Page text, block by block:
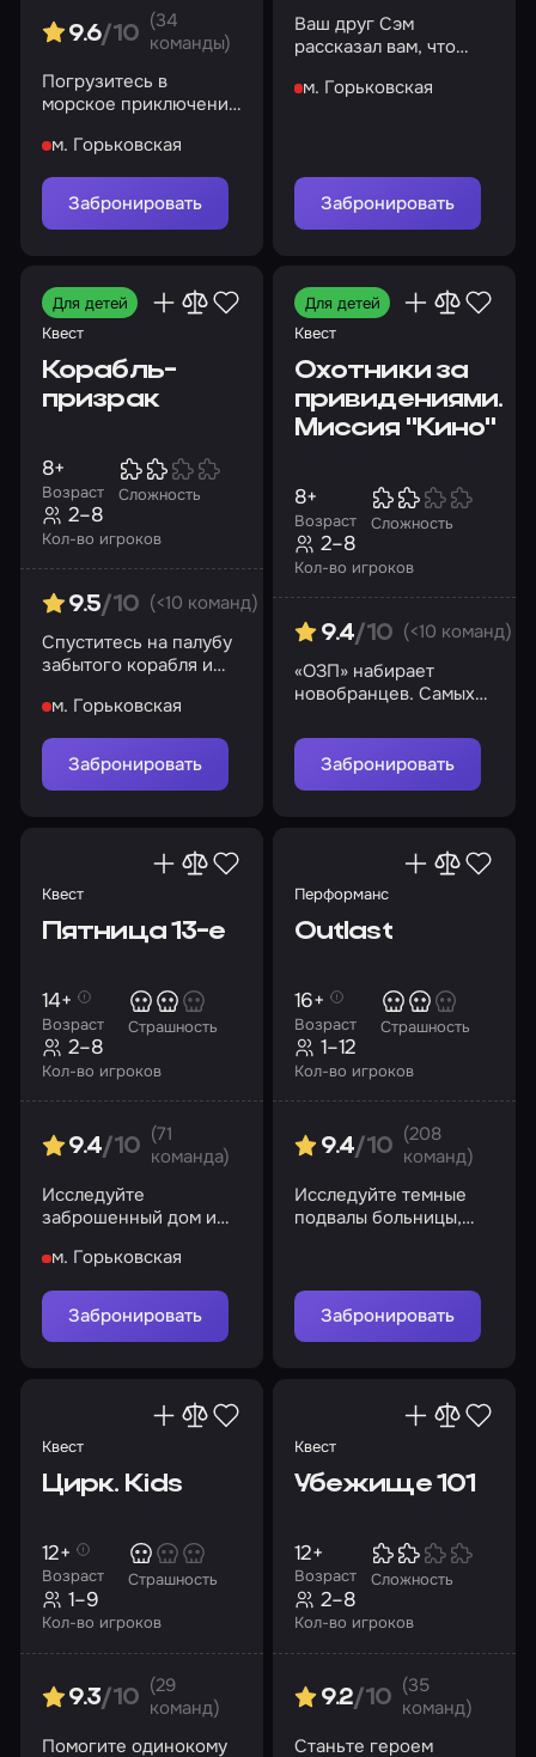
9.6/10
(34
команды)
Погрузитесь в
морское приключение
ожившего корабля
м. Горьковская
Забронировать
Ваш друг Сэм
рассказал вам, что
настоящее чудовище
м. Горьковская
Забронировать
Для детей
Квест
Корабль-
призрак
Возраст
8+
Сложность
Кол-во игроков
2–8
9.5/10 (<10 команд)
Спуститесь на палубу
забытого корабля и
тайны
м. Горьковская
Забронировать
Для детей
Квест
Охотники за
привидениями.
Миссия "Кино"
Возраст
8+
Сложность
Кол-во игроков
2–8
9.4/10 (<10 команд)
«ОЗП» набирает
новобранцев. Самых
сообразительных и
нестандартно мыслящих
Забронировать
Квест
Пятница 13-е
Возраст
14+
Страшность
Кол-во игроков
2–8
9.4/10
(71
команда)
Исследуйте
заброшенный дом и
спасению
м. Горьковская
Забронировать
Перформанс
Outlast
Возраст
16+
Страшность
Кол-во игроков
1–12
9.4/10
(208
команд)
Исследуйте темные
подвалы больницы,
Забронировать
Квест
Цирк. Kids
Возраст
12+
Страшность
Кол-во игроков
1–9
9.3/10
(29
команд)
Помогите одинокому
Квест
Убежище 101
Возраст
12+
Сложность
Кол-во игроков
2–8
9.2/10
(35
команд)
Станьте героем